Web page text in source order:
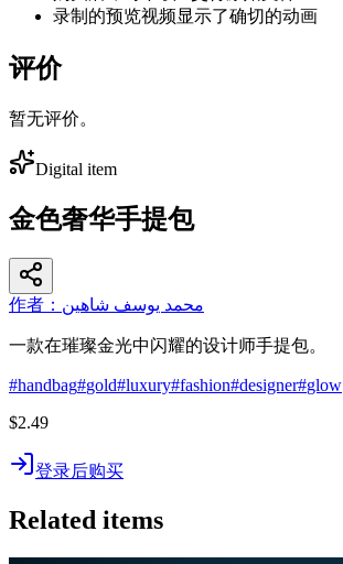
录制的预览视频显示了确切的动画
评价
暂无评价。
Digital item
金色奢华手提包
作者：محمد يوسف شاهين
一款在璀璨金光中闪耀的设计师手提包。
#handbag#gold#luxury#fashion#designer#glow
$2.49
登录后购买
Related items